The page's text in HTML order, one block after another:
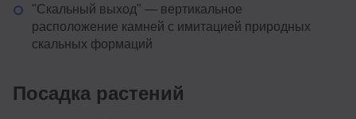
"Скальный выход" — вертикальное
расположение камней с имитацией природных
скальных формаций
Посадка растений